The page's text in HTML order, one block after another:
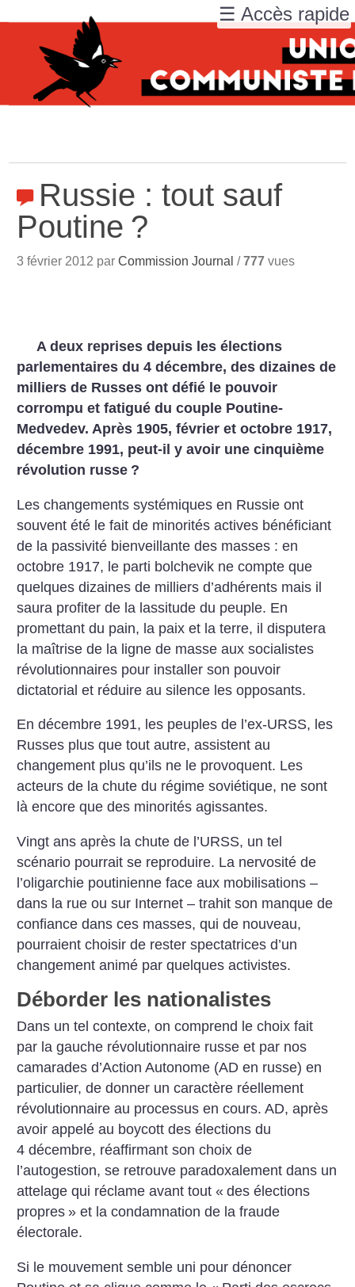
Russie : tout sauf
Poutine ?
3 février 2012 parCommission Journal /777 vues
A deux reprises depuis les élections
parlementaires du 4 décembre, des dizaines de
milliers de Russes ont défié le pouvoir
corrompu et fatigué du couple Poutine-
Medvedev. Après 1905, février et octobre 1917,
décembre 1991, peut-il y avoir une cinquième
révolution russe ?
Les changements systémiques en Russie ont
souvent été le fait de minorités actives bénéficiant
de la passivité bienveillante des masses : en
octobre 1917, le parti bolchevik ne compte que
quelques dizaines de milliers d’adhérents mais il
saura profiter de la lassitude du peuple. En
promettant du pain, la paix et la terre, il disputera
la maîtrise de la ligne de masse aux socialistes
révolutionnaires pour installer son pouvoir
dictatorial et réduire au silence les opposants.
En décembre 1991, les peuples de l’ex-URSS, les
Russes plus que tout autre, assistent au
changement plus qu’ils ne le provoquent. Les
acteurs de la chute du régime soviétique, ne sont
là encore que des minorités agissantes.
Vingt ans après la chute de l’URSS, un tel
scénario pourrait se reproduire. La nervosité de
l’oligarchie poutinienne face aux mobilisations –
dans la rue ou sur Internet – trahit son manque de
confiance dans ces masses, qui de nouveau,
pourraient choisir de rester spectatrices d’un
changement animé par quelques activistes.
Déborder les nationalistes
Dans un tel contexte, on comprend le choix fait
par la gauche révolutionnaire russe et par nos
camarades d’Action Autonome (AD en russe) en
particulier, de donner un caractère réellement
révolutionnaire au processus en cours. AD, après
avoir appelé au boycott des élections du
4 décembre, réaffirmant son choix de
l’autogestion, se retrouve paradoxalement dans un
attelage qui réclame avant tout « des élections
propres » et la condamnation de la fraude
électorale.
Si le mouvement semble uni pour dénoncer
☰ Accès rapide